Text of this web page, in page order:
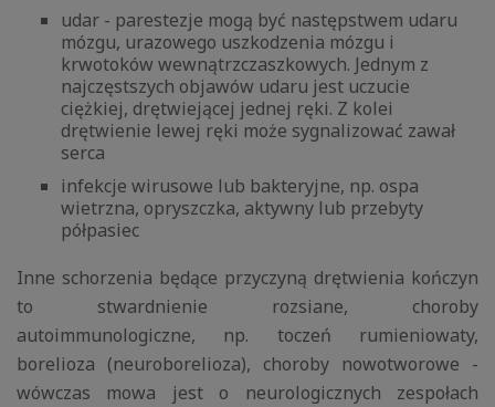
udar - parestezje mogą być następstwem udaru
mózgu, urazowego uszkodzenia mózgu i
krwotoków wewnątrzczaszkowych. Jednym z
najczęstszych objawów udaru jest uczucie
ciężkiej, drętwiejącej jednej ręki. Z kolei
drętwienie lewej ręki może sygnalizować zawał
serca
infekcje wirusowe lub bakteryjne, np. ospa
wietrzna, opryszczka, aktywny lub przebyty
półpasiec
Inne schorzenia będące przyczyną drętwienia kończyn
to stwardnienie rozsiane, choroby
autoimmunologiczne, np. toczeń rumieniowaty,
borelioza (neuroborelioza), choroby nowotworowe -
wówczas mowa jest o neurologicznych zespołach